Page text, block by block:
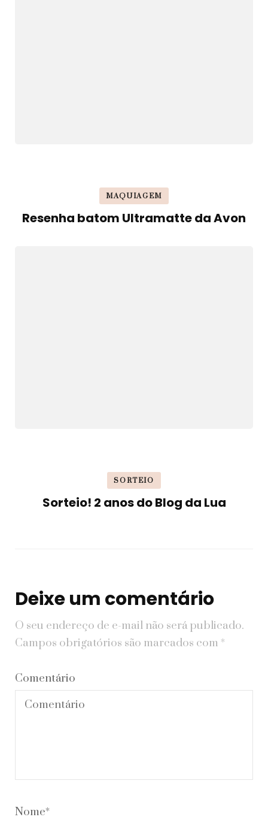
MAQUIAGEM
Resenha batom Ultramatte da Avon
SORTEIO
Sorteio! 2 anos do Blog da Lua
Deixe um comentário
O seu endereço de e-mail não será publicado.
Campos obrigatórios são marcados com *
Comentário
Nome*